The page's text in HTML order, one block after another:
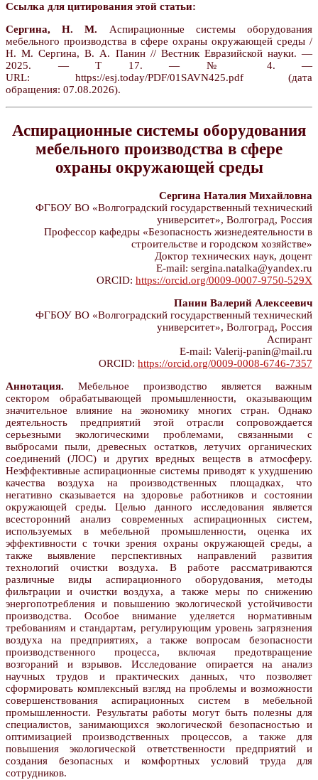
Ссылка для цитирования этой статьи:
Сергина, Н. М. Аспирационные системы оборудования
мебельного производства в сфере охраны окружающей среды /
Н. М. Сергина, В. А. Панин // Вестник Евразийской науки. —
2025. — Т 17. — № 4. —
URL: https://esj.today/PDF/01SAVN425.pdf (дата
обращения: 07.08.2026).
Аспирационные системы оборудования
мебельного производства в сфере
охраны окружающей среды
Сергина Наталия Михайловна
ФГБОУ ВО «Волгоградский государственный технический
университет», Волгоград, Россия
Профессор кафедры «Безопасность жизнедеятельности в
строительстве и городском хозяйстве»
Доктор технических наук, доцент
E-mail: sergina.natalka@yandex.ru
ORCID: https://orcid.org/0009-0007-9750-529X
Панин Валерий Алексеевич
ФГБОУ ВО «Волгоградский государственный технический
университет», Волгоград, Россия
Аcпирант
E-mail: Valerij-panin@mail.ru
ORCID: https://orcid.org/0009-0008-6746-7357
Аннотация. Мебельное производство является важным
сектором обрабатывающей промышленности, оказывающим
значительное влияние на экономику многих стран. Однако
деятельность предприятий этой отрасли сопровождается
серьезными экологическими проблемами, связанными с
выбросами пыли, древесных остатков, летучих органических
соединений (ЛОС) и других вредных веществ в атмосферу.
Неэффективные аспирационные системы приводят к ухудшению
качества воздуха на производственных площадках, что
негативно сказывается на здоровье работников и состоянии
окружающей среды. Целью данного исследования является
всесторонний анализ современных аспирационных систем,
используемых в мебельной промышленности, оценка их
эффективности с точки зрения охраны окружающей среды, а
также выявление перспективных направлений развития
технологий очистки воздуха. В работе рассматриваются
различные виды аспирационного оборудования, методы
фильтрации и очистки воздуха, а также меры по снижению
энергопотребления и повышению экологической устойчивости
производства. Особое внимание уделяется нормативным
требованиям и стандартам, регулирующим уровень загрязнения
воздуха на предприятиях, а также вопросам безопасности
производственного процесса, включая предотвращение
возгораний и взрывов. Исследование опирается на анализ
научных трудов и практических данных, что позволяет
сформировать комплексный взгляд на проблемы и возможности
совершенствования аспирационных систем в мебельной
промышленности. Результаты работы могут быть полезны для
специалистов, занимающихся экологической безопасностью и
оптимизацией производственных процессов, а также для
повышения экологической ответственности предприятий и
создания безопасных и комфортных условий труда для
сотрудников.